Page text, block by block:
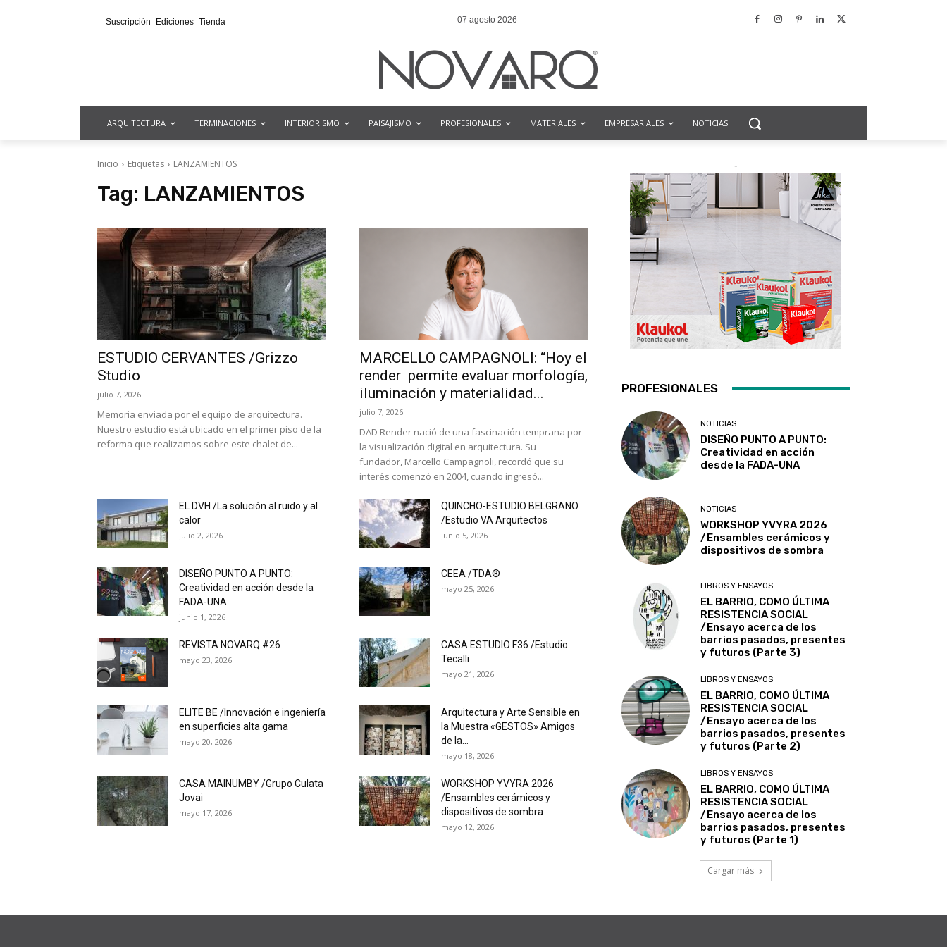
Suscripción Ediciones Tienda 07 agosto 2026
ARQUITECTURA TERMINACIONES INTERIORISMO PAISAJISMO PROFESIONALES MATERIALES EMPRESARIALES NOTICIAS
Inicio Etiquetas LANZAMIENTOS
Tag: LANZAMIENTOS
ESTUDIO CERVANTES /Grizzo
Studio
julio 7, 2026
Memoria enviada por el equipo de arquitectura.
Nuestro estudio está ubicado en el primer piso de la
reforma que realizamos sobre este chalet de...
MARCELLO CAMPAGNOLI: “Hoy el
render permite evaluar morfología,
iluminación y materialidad...
julio 7, 2026
DAD Render nació de una fascinación temprana por
la visualización digital en arquitectura. Su
fundador, Marcello Campagnoli, recordó que su
interés comenzó en 2004, cuando ingresó...
EL DVH /La solución al ruido y al
calor
julio 2, 2026
QUINCHO-ESTUDIO BELGRANO
/Estudio VA Arquitectos
junio 5, 2026
DISEÑO PUNTO A PUNTO:
Creatividad en acción desde la
FADA-UNA
junio 1, 2026
CEEA /TDA®
mayo 25, 2026
REVISTA NOVARQ #26
mayo 23, 2026
CASA ESTUDIO F36 /Estudio
Tecalli
mayo 21, 2026
ELITE BE /Innovación e ingeniería
en superficies alta gama
mayo 20, 2026
Arquitectura y Arte Sensible en
la Muestra «GESTOS» Amigos
de la...
mayo 18, 2026
CASA MAINUMBY /Grupo Culata
Jovai
mayo 17, 2026
WORKSHOP YVYRA 2026
/Ensambles cerámicos y
dispositivos de sombra
mayo 12, 2026
-
PROFESIONALES
NOTICIAS
DISEÑO PUNTO A PUNTO:
Creatividad en acción
desde la FADA-UNA
NOTICIAS
WORKSHOP YVYRA 2026
/Ensambles cerámicos y
dispositivos de sombra
LIBROS Y ENSAYOS
EL BARRIO, COMO ÚLTIMA
RESISTENCIA SOCIAL
/Ensayo acerca de los
barrios pasados, presentes
y futuros (Parte 3)
LIBROS Y ENSAYOS
EL BARRIO, COMO ÚLTIMA
RESISTENCIA SOCIAL
/Ensayo acerca de los
barrios pasados, presentes
y futuros (Parte 2)
LIBROS Y ENSAYOS
EL BARRIO, COMO ÚLTIMA
RESISTENCIA SOCIAL
/Ensayo acerca de los
barrios pasados, presentes
y futuros (Parte 1)
Cargar más